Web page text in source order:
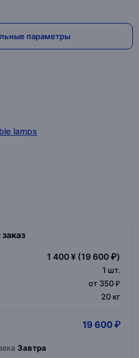
параметры
lamps
1 400 ¥ (19 600 ₽)
1 шт.
от 350 ₽
20 кг
19 600 ₽
Завтра